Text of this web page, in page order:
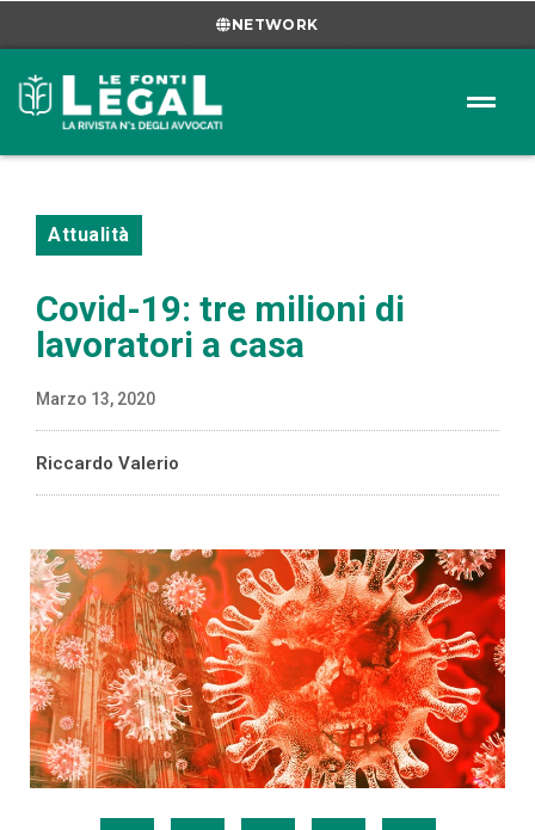
NETWORK
Attualità
Covid-19: tre milioni di
lavoratori a casa
Marzo 13, 2020
Riccardo Valerio